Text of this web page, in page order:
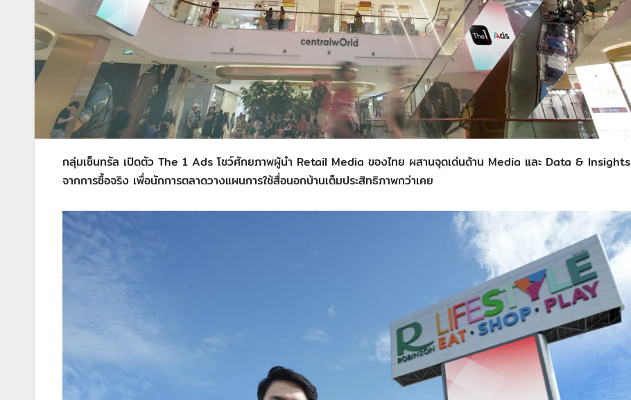
กลุ่มเซ็นทรัล เปิดตัว The 1 Ads โชว์ศักยภาพผู้นำ Retail Media ของไทย ผสานจุดเด่นด้าน Media และ Data & Insights
จากการซื้อจริง เพื่อนักการตลาดวางแผนการใช้สื่อนอกบ้านเต็มประสิทธิภาพกว่าเคย